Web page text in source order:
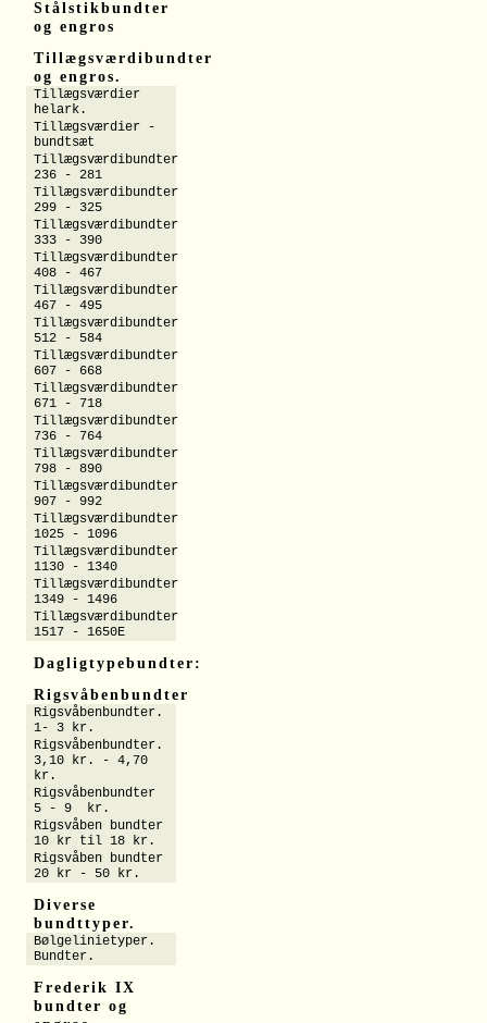
Stålstikbundter
og engros
Tillægsværdibundter
og engros.
Tillægsværdier
helark.
Tillægsværdier -
bundtsæt
Tillægsværdibundter
236 - 281
Tillægsværdibundter
299 - 325
Tillægsværdibundter
333 - 390
Tillægsværdibundter
408 - 467
Tillægsværdibundter
467 - 495
Tillægsværdibundter
512 - 584
Tillægsværdibundter
607 - 668
Tillægsværdibundter
671 - 718
Tillægsværdibundter
736 - 764
Tillægsværdibundter
798 - 890
Tillægsværdibundter
907 - 992
Tillægsværdibundter
1025 - 1096
Tillægsværdibundter
1130 - 1340
Tillægsværdibundter
1349 - 1496
Tillægsværdibundter
1517 - 1650E
Dagligtypebundter:
Rigsvåbenbundter
Rigsvåbenbundter.
1- 3 kr.
Rigsvåbenbundter.
3,10 kr. - 4,70
kr.
Rigsvåbenbundter
5 - 9 kr.
Rigsvåben bundter
10 kr til 18 kr.
Rigsvåben bundter
20 kr - 50 kr.
Diverse
bundttyper.
Bølgelinietyper.
Bundter.
Frederik IX
bundter og